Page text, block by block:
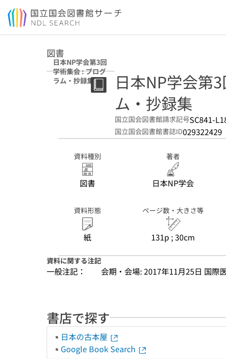
本文へ移動
図書
日本NP学会第3回
学術集会 : プログ
ラム・抄録集
日本NP学会第
ム・抄録集
国立国会図書館請求記号SC841-
国立国会図書館書誌ID029322429
資料種別
図書
著者
日本NP学会
資料形態
紙
ページ数・大きさ等
131p ; 30cm
資料に関する注記
一般注記： 会期・会場: 2017年11月25日 国際
書店で探す
日本の古本屋
Google Book Search